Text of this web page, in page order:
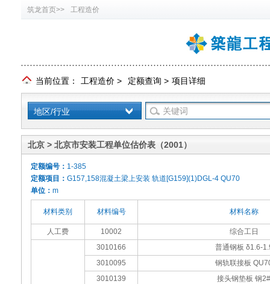
筑龙首页>> 工程造价
当前位置： 工程造价 > 定额查询 > 项目详细
地区/行业
北京 > 北京市安装工程单位估价表（2001）
定额编号： 1-385
定额项目： G157,158混凝土梁上安装 轨道[G159](1)DGL-4 QU70
单位： m
材料类别 材料编号 材料名称
人工费 10002 综合工日
3010166
普通钢板 δ1.6-
3010095
钢轨联接板
3010139
接头钢垫板 钢2#